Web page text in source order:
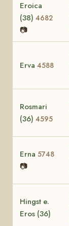
Eroica
(38) 4682
📷
Erva 4588
Rosmari
(36) 4595
Erna 5748
📷
Hingst e.
Eros (36)